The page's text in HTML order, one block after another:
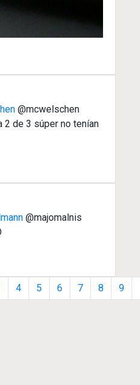
@mcwelschen
2 de 3 súper no tenían
@majomalnis
4 5 6 7 8 9